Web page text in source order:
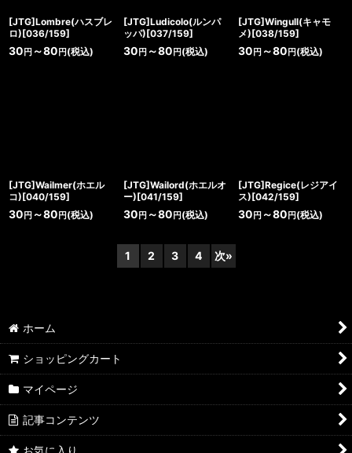
[JTG]Lombre(ハスブレ
ロ)[036/159]
30 円 ～80 円 (税込)
[JTG]Ludicolo(ルンパ
ッパ)[037/159]
30 円～80 円(税込)
[JTG]Wingull(キャモ
メ)[038/159]
30 円～80 円(税込)
[JTG]Wailmer(ホエル
コ)[040/159]
30 円 ～80 円 (税込)
[JTG]Wailord(ホエルオ
ー)[041/159]
30 円～80 円(税込)
[JTG]Regice(レジアイ
ス)[042/159]
30 円～80 円(税込)
1 2 3 4 次»
ホーム
ショッピングカート
マイページ
記事コンテンツ
お気に入り